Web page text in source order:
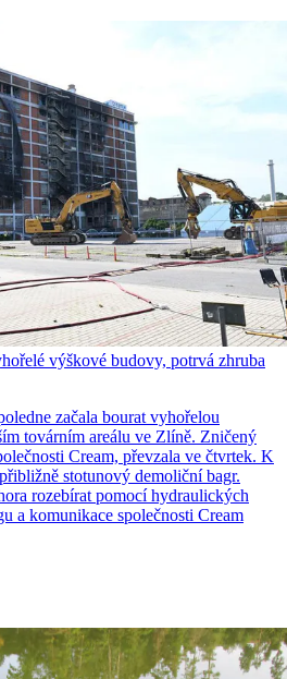
výškové budovy, potrvá zhruba
začala bourat vyhořelou
továrním areálu ve Zlíně. Zničený
Cream, převzala ve čtvrtek. K
stotunový demoliční bagr.
rozebírat pomocí hydraulických
a komunikace společnosti Cream